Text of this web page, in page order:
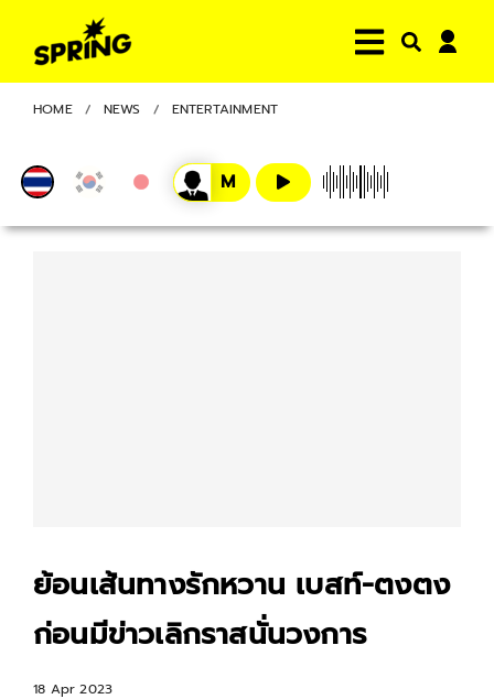
HOME NEWS ENTERTAINMENT
ย้อนเส้นทางรักหวาน เบสท์-ตงตง
ก่อนมีข่าวเลิกราสนั่นวงการ
18 Apr 2023